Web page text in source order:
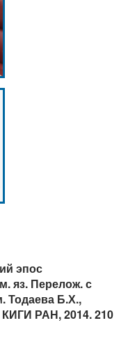
эпос
яз. Перелож. с
Тодаева Б.Х.,
РАН, 2014. 210